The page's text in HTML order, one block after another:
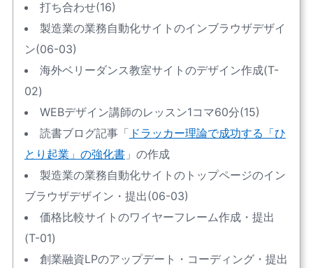
打ち合わせ(16)
製造業の業務自動化サイトのインブラウザデザイ
ン(06-03)
海外ベリーダンス教室サイトのデザイン作成(T-
02)
WEBデザイン講師のレッスン1コマ60分(15)
読書ブログ記事「 ドラッカー理論で成功する「ひ
とり起業」の強化書」の作成
製造業の業務自動化サイトのトップページのイン
ブラウザデザイン・提出(06-03)
価格比較サイトのワイヤーフレーム作成・提出
(T-01)
創業融資LPのアップデート・コーディング・提出